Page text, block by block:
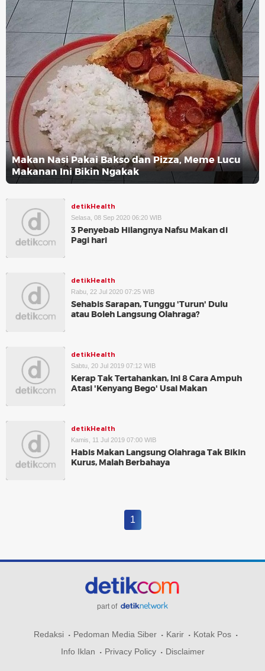
Makan Nasi Pakai Bakso dan Pizza, Meme Lucu
Makanan Ini Bikin Ngakak
detikHealth
Selasa, 08 Sep 2020 06:20 WIB
3 Penyebab Hilangnya Nafsu Makan di
Pagi hari
detikHealth
Rabu, 22 Jul 2020 07:25 WIB
Sehabis Sarapan, Tunggu 'Turun' Dulu
atau Boleh Langsung Olahraga?
detikHealth
Sabtu, 20 Jul 2019 07:12 WIB
Kerap Tak Tertahankan, Ini 8 Cara Ampuh
Atasi 'Kenyang Bego' Usai Makan
detikHealth
Kamis, 11 Jul 2019 07:00 WIB
Habis Makan Langsung Olahraga Tak Bikin
Kurus, Malah Berbahaya
1
part of
Redaksi Pedoman Media Siber Karir
Kotak Pos
Info Iklan
Privacy Policy Disclaimer